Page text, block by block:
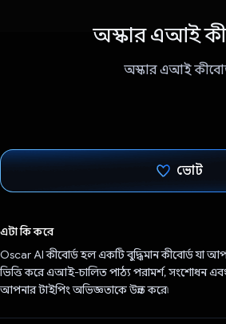
অস্কার এআই
অস্কার এআই
ভোট
এটা কি করে
Oscar AI কীবোর্ড হল একটি বুদ্ধিমান কীবোর্ড যা
ভিত্তি করে এআই-চালিত পাঠ্য পরামর্শ, সংশোধন
আপনার টাইপিং অভিজ্ঞতাকে উন্নত করে৷